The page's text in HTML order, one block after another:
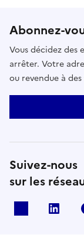
Abonnez-
Vous décidez des
arrêter. Votre
ou revendue à
Suivez-nous
sur les